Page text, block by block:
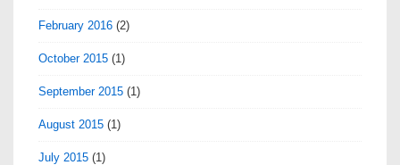
February 2016 (2)
October 2015 (1)
September 2015 (1)
August 2015 (1)
July 2015 (1)